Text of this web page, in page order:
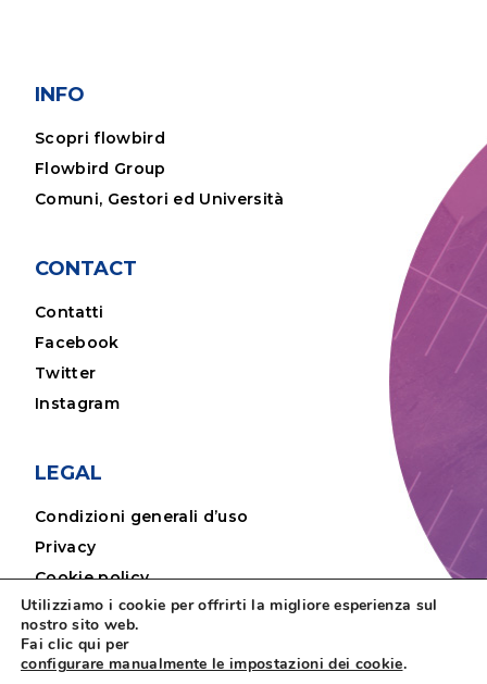
INFO
Scopri flowbird
Flowbird Group
Comuni, Gestori ed Università
CONTACT
Contatti
Facebook
Twitter
Instagram
LEGAL
Condizioni generali d’uso
Privacy
Cookie policy
Note legali
Utilizziamo i cookie per offrirti la migliore esperienza sul
nostro sito web.
Fai clic qui per
configurare manualmente le impostazioni dei cookie.